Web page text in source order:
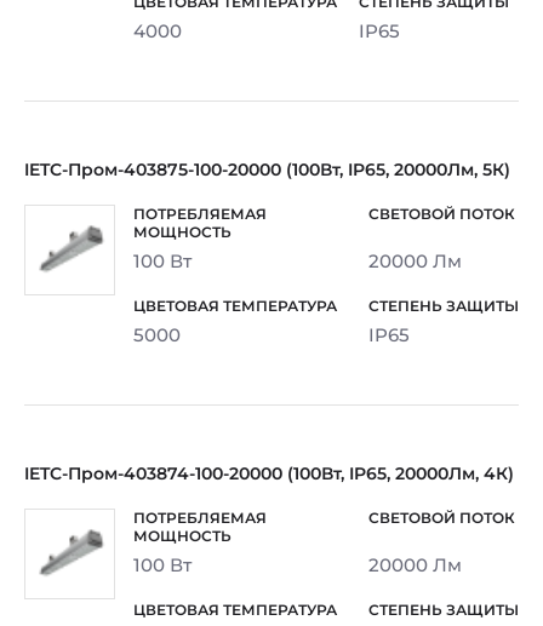
4000 IP65
IETC-Пром-403875-100-20000 (100Вт, IP65, 20000Лм, 5К)
100 Вт 20000 Лм
5000 IP65
IETC-Пром-403874-100-20000 (100Вт, IP65, 20000Лм, 4К)
100 Вт 20000 Лм